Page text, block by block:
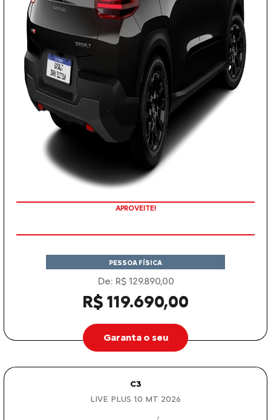
APROVEITE!
PESSOA FÍSICA
De: R$ 129.890,00
R$ 119.690,00
Garanta o seu
C3
LIVE PLUS 1.0 MT 2026